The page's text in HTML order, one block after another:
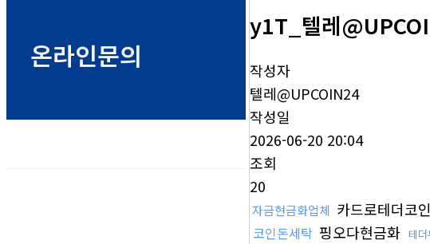
온라인문의
y1T_텔레
작성자
텔레@UPCOIN24
작성일
2026-06-20 20:04
조회
20
자금현금화업체 카드로테더코
코인돈세탁 핑오다현금화 테더